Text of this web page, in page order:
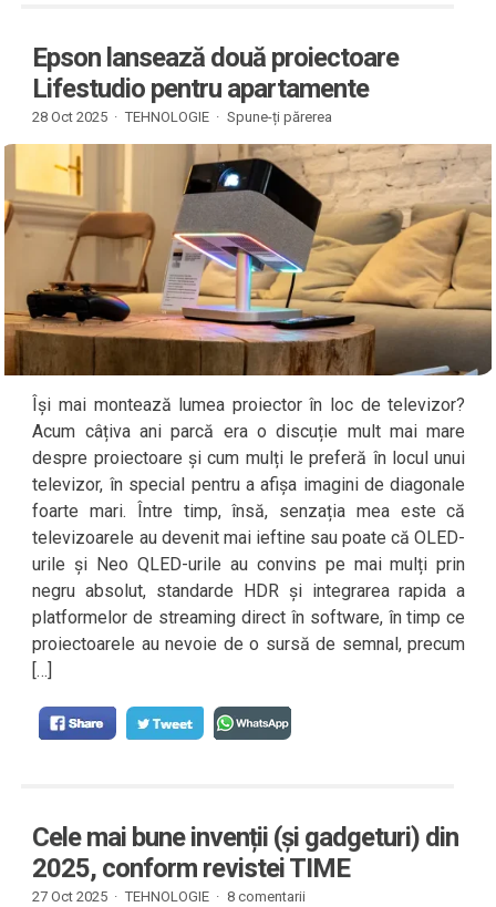
Epson lansează două proiectoare
Lifestudio pentru apartamente
28 Oct 2025 · TEHNOLOGIE · Spune-ți părerea
Își mai montează lumea proiector în loc de televizor?
Acum câțiva ani parcă era o discuție mult mai mare
despre proiectoare și cum mulți le preferă în locul unui
televizor, în special pentru a afișa imagini de diagonale
foarte mari. Între timp, însă, senzația mea este că
televizoarele au devenit mai ieftine sau poate că OLED-
urile și Neo QLED-urile au convins pe mai mulți prin
negru absolut, standarde HDR și integrarea rapida a
platformelor de streaming direct în software, în timp ce
proiectoarele au nevoie de o sursă de semnal, precum
[…]
Cele mai bune invenții (și gadgeturi) din
2025, conform revistei TIME
27 Oct 2025 · TEHNOLOGIE · 8 comentarii